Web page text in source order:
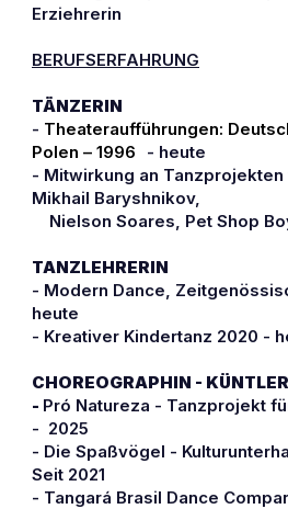
Erziehrerin
BERUFSERFAHRUNG
TÄNZERIN
- Theateraufführungen:
Polen – 1996
- heute
- Mitwirkung an Tanzprojekten
Mikhail Baryshnikov,
Nielson Soares, Pet Shop
TANZLEHRERIN
- Modern Dance,
heute
- Kreativer Kindertanz 2020 -
CHOREOGRAPHIN -
- Pró Natureza - Tanzprojekt
-  2025
- Die Spaßvögel -
Seit 2021
- Tangará Brasil Dance